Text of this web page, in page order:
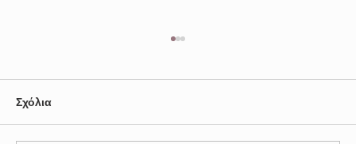
Σχόλια